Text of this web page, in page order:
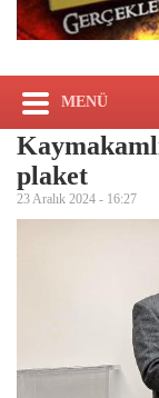
MENÜ
plaket
23 Aralık 2024 - 16:27